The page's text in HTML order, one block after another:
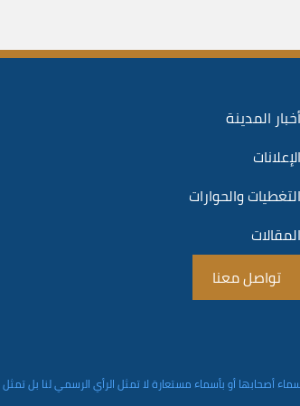
أخبار المدينة
الإعلانات
التغطيات والحوارات
المقالات
تواصل معنا
أصحابها أو بأسماء مستعارة لا تمثل الرأي الرسمي لنا بل